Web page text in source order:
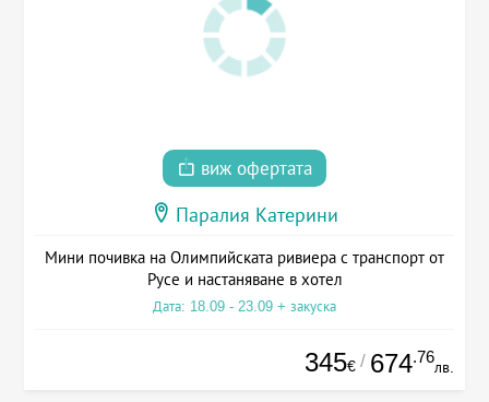
виж офертата
Паралия Катерини
Мини почивка на Олимпийската ривиера с транспорт от
Русе и настаняване в хотел
Дата: 18.09 - 23.09 + закуска
345€ / 674.76
лв.